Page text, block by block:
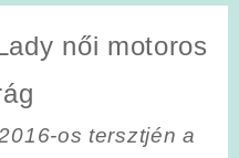
női motoros
os tersztjén a